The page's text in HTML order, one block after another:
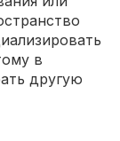
в
другую